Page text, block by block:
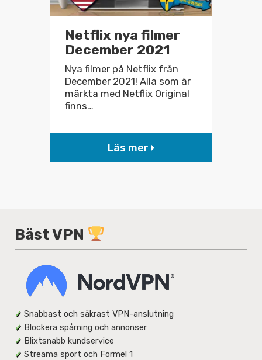
Netflix nya filmer
December 2021
Nya filmer på Netflix från
December 2021! Alla som är
märkta med Netflix Original
finns…
Läs mer
Bäst VPN
✓ Snabbast och säkrast VPN-anslutning
✓ Blockera spårning och annonser
✓ Blixtsnabb kundservice
✓ Streama sport och Formel 1